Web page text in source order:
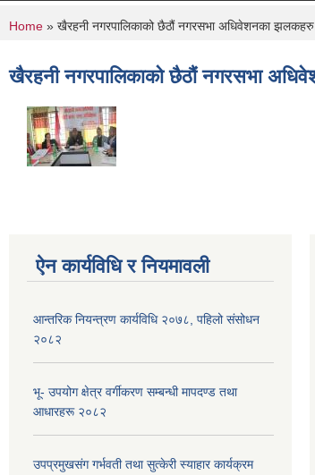
You are here
Home » खैरहनी नगरपालिकाको छैठौं नगरसभा अधिवेशनका झलकहरु..
खैरहनी नगरपालिकाको छैठौं नगरसभा
ऐन कार्यविधि र नियमावली
आन्तरिक नियन्त्रण कार्यविधि २०७८, पहिलो संसोधन
२०८२
भू- उपयोग क्षेत्र वर्गीकरण सम्बन्धी मापदण्ड तथा
आधारहरू २०८२
उपप्रमुखसंग गर्भवती तथा सुत्केरी स्याहार कार्यक्रम